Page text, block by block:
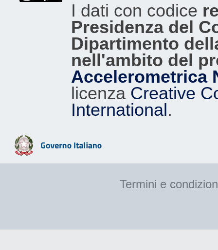
I dati con codice
Presidenza del
Dipartimento
nell'ambito del
Accelerometrica
licenza Creative
International.
Termini e